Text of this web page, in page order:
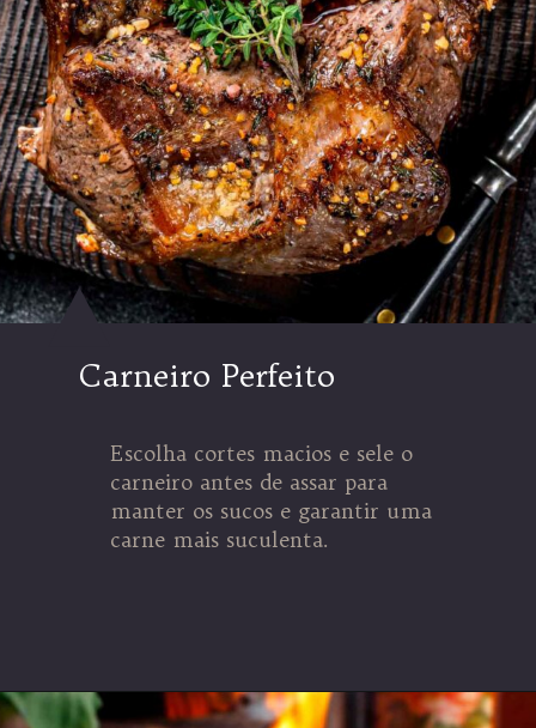
Carneiro Perfeito
Escolha cortes macios e sele o
carneiro antes de assar para
manter os sucos e garantir uma
carne mais suculenta.